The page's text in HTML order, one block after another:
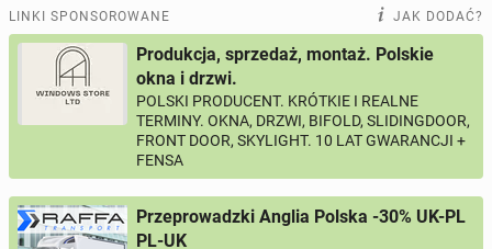
LINKI SPONSOROWANE JAK DODAĆ?
Produkcja, sprzedaż, montaż. Polskie
okna i drzwi.
POLSKI PRODUCENT. KRÓTKIE I REALNE
TERMINY. OKNA, DRZWI, BIFOLD, SLIDINGDOOR,
FRONT DOOR, SKYLIGHT. 10 LAT GWARANCJI +
FENSA
Przeprowadzki Anglia Polska -30% UK-PL
PL-UK